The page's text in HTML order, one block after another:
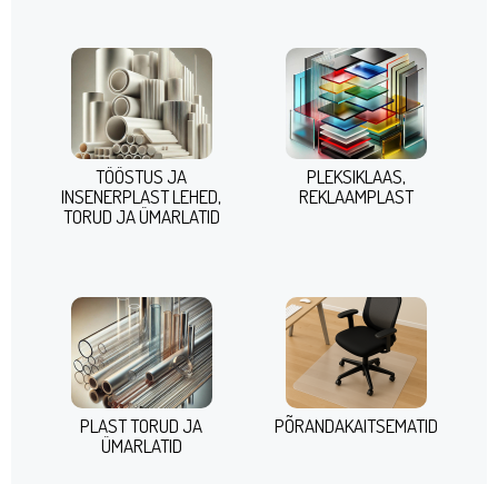
TÖÖSTUS JA
INSENERPLAST LEHED,
TORUD JA ÜMARLATID
PLEKSIKLAAS,
REKLAAMPLAST
PLAST TORUD JA
ÜMARLATID
PÕRANDAKAITSEMATID